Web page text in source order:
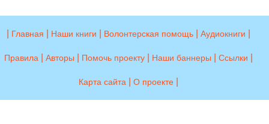
Главная Наши книги Волонтерская помощь Аудиокниги
Правила Авторы Помочь проекту Наши баннеры Ссылки
Карта сайта О проекте